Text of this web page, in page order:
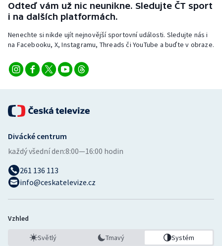
Odteď vám už nic neunikne. Sledujte ČT sport
i na dalších platformách.
Nenechte si nikde ujít nejnovější sportovní události. Sledujte nás i
na Facebooku, X, Instagramu, Threads či YouTube a buďte v obraze.
Divácké centrum
každý všední den:8:00—16:00 hodin
261 136 113
info@ceskatelevize.cz
Vzhled
Světlý Tmavý Systém